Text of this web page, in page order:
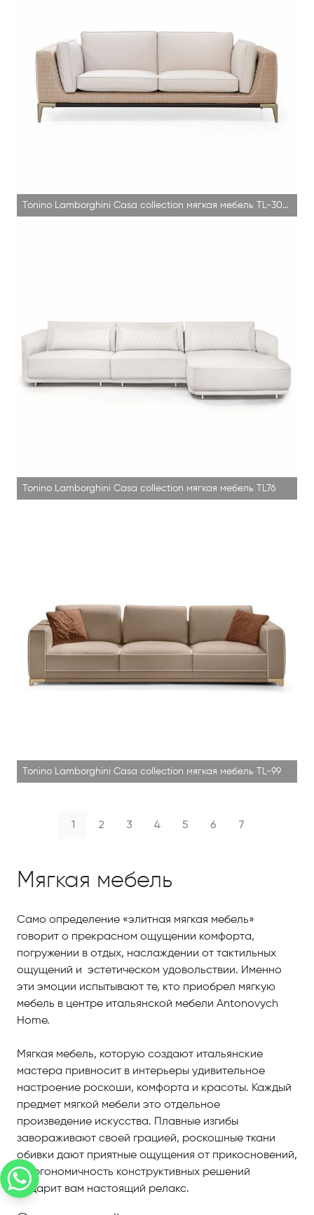
Tonino Lamborghini Casa collection мягкая мебель TL-3028
Tonino Lamborghini Casa collection мягкая мебель TL76
Tonino Lamborghini Casa collection мягкая мебель TL-99
1 2 3 4 5 6 7
Мягкая мебель
Само определение «элитная мягкая мебель»
говорит о прекрасном ощущении комфорта,
погружении в отдых, наслаждении от тактильных
ощущений и эстетическом удовольствии. Именно
эти эмоции испытывают те, кто приобрел мягкую
мебель в центре итальянской мебели Antonovych
Home.
Мягкая мебель, которую создают итальянские
мастера привносит в интерьеры удивительное
настроение роскоши, комфорта и красоты. Каждый
предмет мягкой мебели это отдельное
произведение искусства. Плавные изгибы
завораживают своей грацией, роскошные ткани
обивки дают приятные ощущения от прикосновений,
а эргономичность конструктивных решений
подарит вам настоящий релакс.